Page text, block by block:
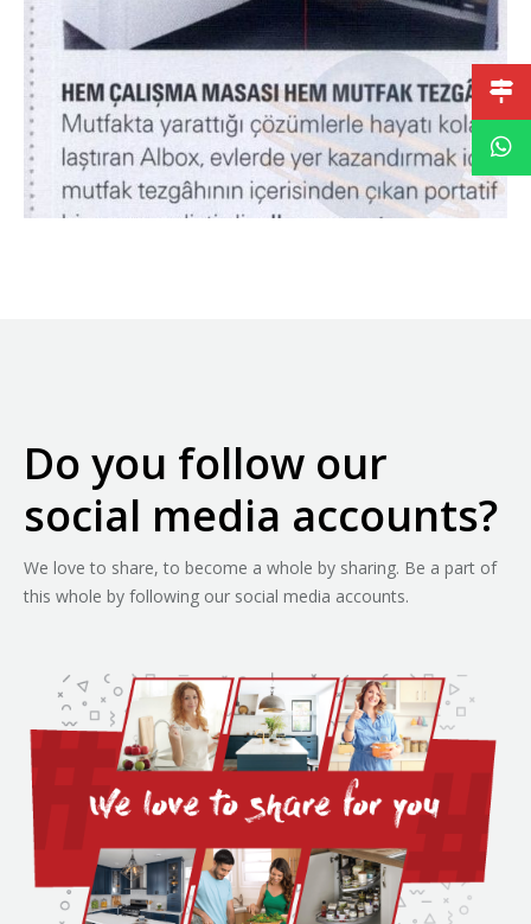
Do you follow our
social media accounts?
We love to share, to become a whole by sharing. Be a part of
this whole by following our social media accounts.